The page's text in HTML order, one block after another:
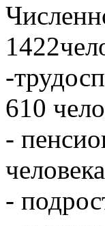
-
610
-
человека
-